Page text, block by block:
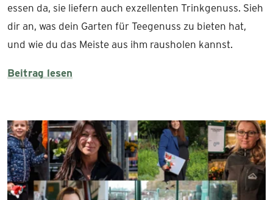
essen da, sie liefern auch exzellenten Trinkgenuss. Sieh
dir an, was dein Garten für Teegenuss zu bieten hat,
und wie du das Meiste aus ihm rausholen kannst.
Beitrag lesen